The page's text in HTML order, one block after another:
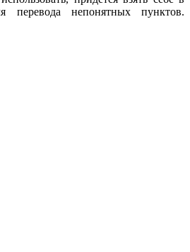
перевода непонятных пунктов.